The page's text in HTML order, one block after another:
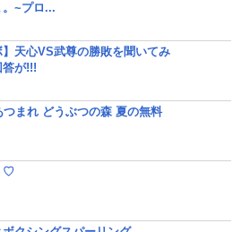
。~プロ...
】天心VS武尊の勝敗を聞いてみ
答が!!!
つまれ どうぶつの森 夏の無料
♡